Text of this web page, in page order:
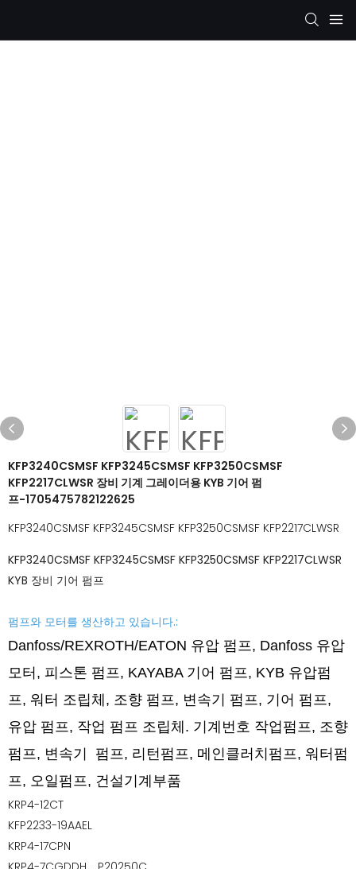
KFP3240CSMSF KFP3245CSMSF KFP3250CSMSF
KFP2217CLWSR 장비 기계 그레이더용 KYB 기어 펌
프-1705475782122625
KFP3240CSMSF KFP3245CSMSF KFP3250CSMSF KFP2217CLWSR
KFP3240CSMSF KFP3245CSMSF KFP3250CSMSF KFP2217CLWSR
KYB 장비 기어 펌프
펌프와 모터를 생산하고 있습니다.:
Danfoss/REXROTH/EATON 유압 펌프, Danfoss 유압
모터, 피스톤 펌프, KAYABA 기어 펌프, KYB 유압펌
프, 워터 조립체, 조향 펌프, 변속기 펌프, 기어 펌프,
유압 펌프, 작업 펌프 조립체. 기계번호 작업펌프, 조향
펌프, 변속기 펌프, 리턴펌프, 메인클러치펌프, 워터펌
프, 오일펌프, 건설기계부품
KRP4-12CT
KFP2233-19AAEL
KRP4-17CPN